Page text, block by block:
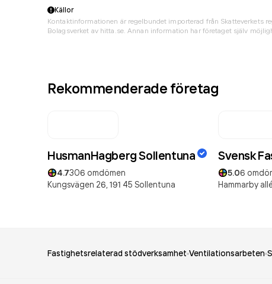
Källor
Kontaktinformationen är regelbundet importerad från Skatteverkets
Bolagsverket av hitta.se. Annan information har företaget själv
Rekommenderade företag
HusmanHagberg Sollentuna
4.7306 omdömen
Kungsvägen 26, 191 45 Sollentuna
Svensk
5.06
Hammarby
Fastighetsrelaterad stödverksamhet Ventilationsarbeten